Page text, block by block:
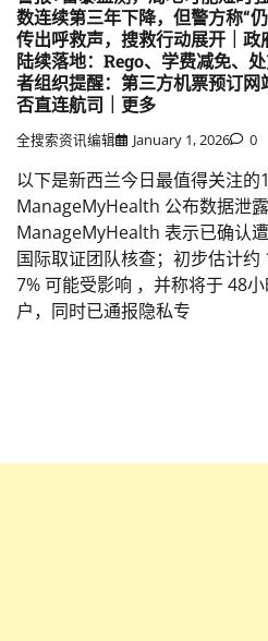
数连续第三年下降，但警方称“
传出呼救声，搜救行动展开｜政
陆续落地：Rego、学费减免、
者组织提醒：第三方机票预订网
否直连航司｜更多
全搜索资讯编辑 January 1, 2026 0
以下是新西兰今日最值得关注的
ManageMyHealth 公布数据泄露
ManageMyHealth 表示已确认
国际取证团队核查；初步估计约
7% 可能受影响 ，并称将于 48
户，同时已通报隐私专